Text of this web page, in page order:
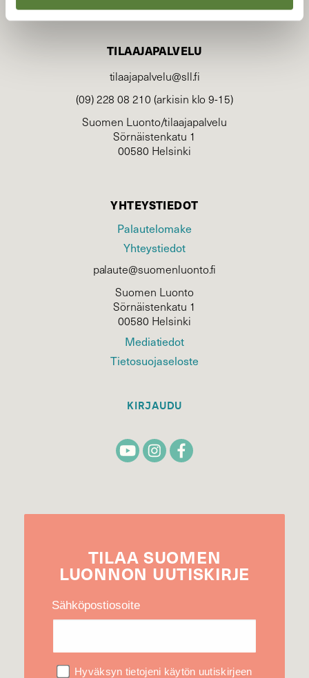
TILAAJAPALVELU
tilaajapalvelu@sll.fi
(09) 228 08 210 (arkisin klo 9-15)
Suomen Luonto/tilaajapalvelu
Sörnäistenkatu 1
00580 Helsinki
YHTEYSTIEDOT
Palautelomake
Yhteystiedot
palaute@suomenluonto.fi
Suomen Luonto
Sörnäistenkatu 1
00580 Helsinki
Mediatiedot
Tietosuojaseloste
KIRJAUDU
TILAA SUOMEN
LUONNON UUTIS­KIRJE
Sähköpostiosoite
Hyväksyn tietojeni käytön uutiskirjeen